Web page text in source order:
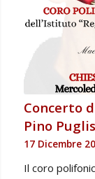
Concerto
Pino
17 Dicembre
Il coro